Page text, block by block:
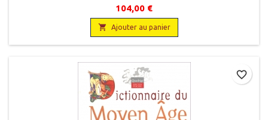
relié. Neuf. 9782252033593
104,00 €
 Ajouter au panier
favorite_border